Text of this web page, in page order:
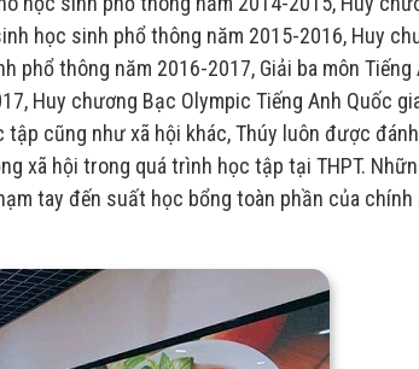
học sinh phổ thông năm 2015-2016, Huy
thông năm 2016-2017, Giải ba môn Tiếng
Huy chương Bạc Olympic Tiếng Anh Quốc
cũng như xã hội khác, Thúy luôn được
xã hội trong quá trình học tập tại THPT.
tay đến suất học bổng toàn phần của chính